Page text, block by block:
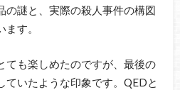
の謎と、実際の殺人事件の構図
す。
ても楽しめたのですが、最後の
ていたような印象です。QEDと